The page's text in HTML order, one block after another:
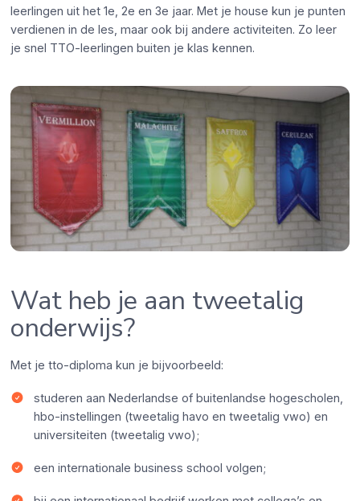
leerlingen uit het 1e, 2e en 3e jaar. Met je house kun je punten
verdienen in de les, maar ook bij andere activiteiten. Zo leer
je snel TTO-leerlingen buiten je klas kennen.
Wat heb je aan tweetalig
onderwijs?
Met je tto-diploma kun je bijvoorbeeld:
studeren aan Nederlandse of buitenlandse hogescholen,
hbo-instellingen (tweetalig havo en tweetalig vwo) en
universiteiten (tweetalig vwo);
een internationale business school volgen;